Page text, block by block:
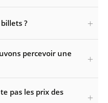
?
percevoir une
pas les prix des